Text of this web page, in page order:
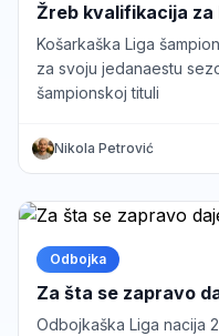
Žreb kvalifikacija za
Košarkaška Liga
za svoju jedanaestu
šampionskoj tituli
Nikola Petrović
Odbojka
Za šta se zapravo
Odbojkaška Liga nacija